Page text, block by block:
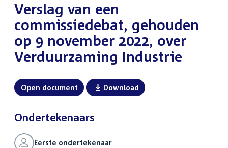
:Verslag van een
commissiedebat, gehouden
op 9 november 2022, over
Verduurzaming Industrie
Open document Download
Ondertekenaars
Eerste ondertekenaar